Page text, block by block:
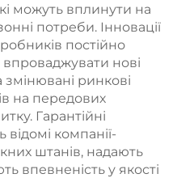
можуть вплинути на
потреби. Інновації
постійно
впроваджувати нові
змінювані ринкові
на передових
Гарантійні
компанії-
штанів, надають
впевненість у якості